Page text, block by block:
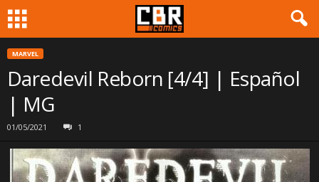
MARVEL
Daredevil Reborn [4/4] | Español
| MG
01/05/2021 1